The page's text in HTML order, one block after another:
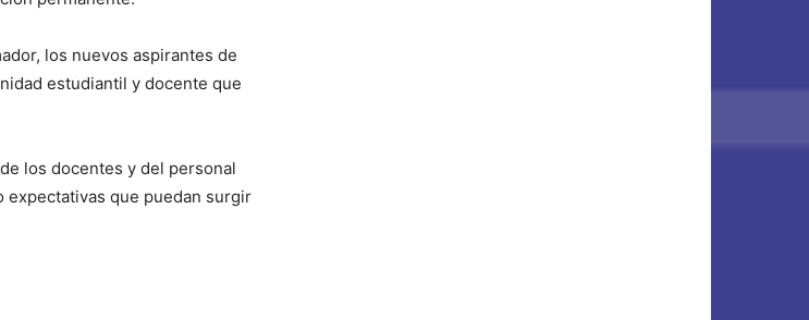
los nuevos aspirantes de
estudiantil y docente que
los docentes y del personal
que puedan surgir